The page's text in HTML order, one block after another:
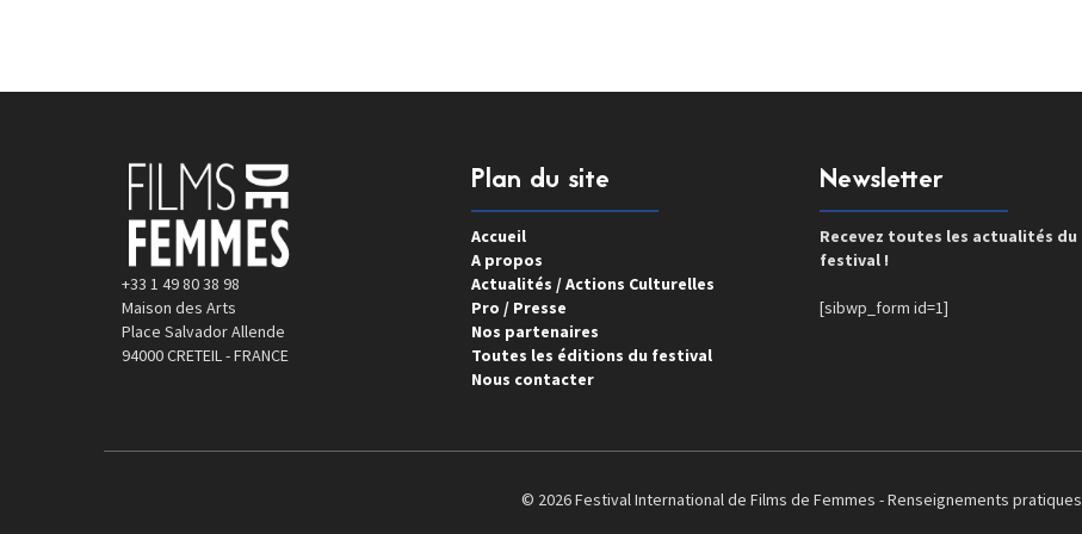
+33 1 49 80 38 98
Maison des Arts
Place Salvador Allende
94000 CRETEIL - FRANCE
Plan du site
Accueil
A propos
Actualités / Actions Culturelles
Pro / Presse
Nos partenaires
Toutes les éditions du festival
Nous contacter
Newsletter
Recevez toutes les actualités du
festival !
[sibwp_form id=1]
© 2026 Festival International de Films de Femmes -Renseignements pratiques